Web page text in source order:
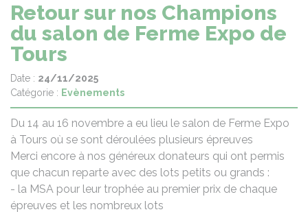
Retour sur nos Champions
du salon de Ferme Expo de
Tours
Date : 24/11/2025
Catégorie : Evènements
Du 14 au 16 novembre a eu lieu le salon de Ferme Expo
à Tours où se sont déroulées plusieurs épreuves
Merci encore à nos généreux donateurs qui ont permis
que chacun reparte avec des lots petits ou grands :
- la MSA pour leur trophée au premier prix de chaque
épreuves et les nombreux lots